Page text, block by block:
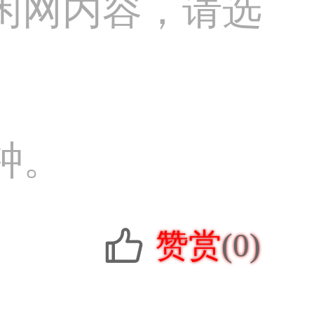
网内容，请选
赞赏(0)